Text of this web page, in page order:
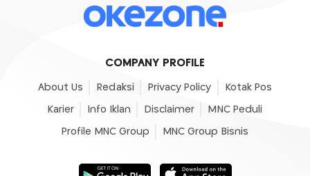
COMPANY PROFILE
About Us Redaksi Privacy Policy Kotak Pos
Karier Info Iklan Disclaimer MNC Peduli
Profile MNC Group MNC Group Bisnis